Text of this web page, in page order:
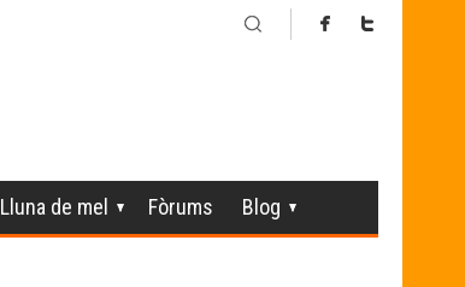
Lluna de mel Fòrums Blog